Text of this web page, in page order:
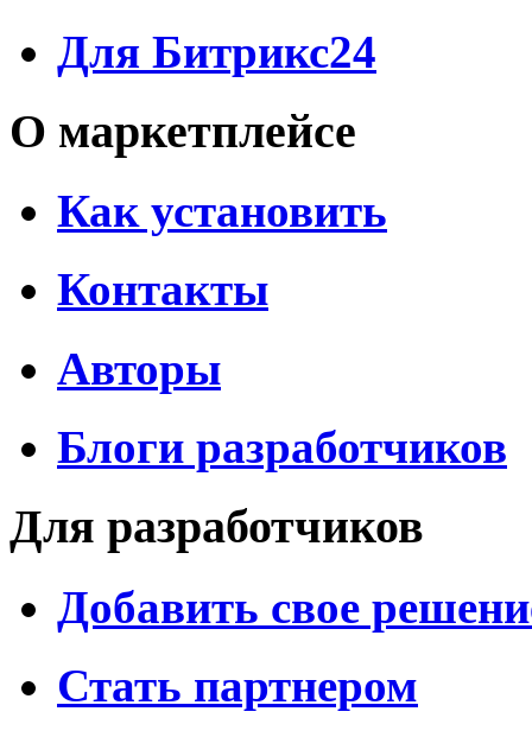
Для Битрикс24
О маркетплейсе
Как установить
Контакты
Авторы
Блоги разработчиков
Для разработчиков
Добавить свое
Стать партнером